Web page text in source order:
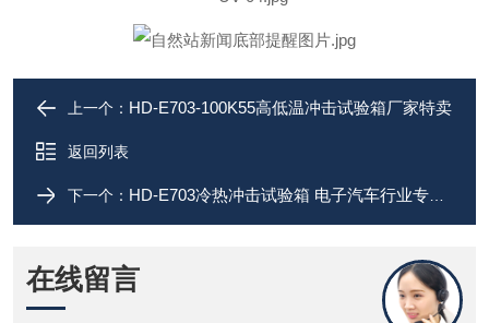
上一个： HD-E703-100K55高低温冲击试验箱厂家特卖
返回列表
下一个： HD-E703冷热冲击试验箱 电子汽车行业专用厂家
在线留言